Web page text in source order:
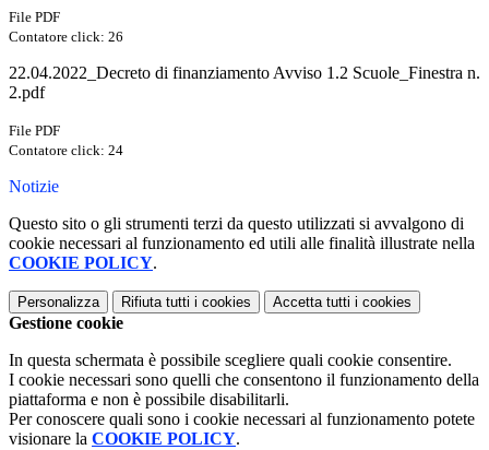
File PDF
Contatore click: 26
22.04.2022_Decreto di finanziamento Avviso 1.2 Scuole_Finestra n.
2.pdf
File PDF
Contatore click: 24
Notizie
Questo sito o gli strumenti terzi da questo utilizzati si avvalgono di
cookie necessari al funzionamento ed utili alle finalità illustrate nella
COOKIE POLICY.
Personalizza Rifiuta tutti i cookies Accetta tutti i cookies
Gestione cookie
In questa schermata è possibile scegliere quali cookie consentire.
I cookie necessari sono quelli che consentono il funzionamento della
piattaforma e non è possibile disabilitarli.
Per conoscere quali sono i cookie necessari al funzionamento potete
visionare la COOKIE POLICY.